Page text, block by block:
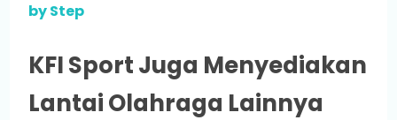
by Step
KFI Sport Juga Menyediakan
Lantai Olahraga Lainnya